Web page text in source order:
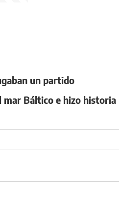
un partido
Báltico e hizo historia